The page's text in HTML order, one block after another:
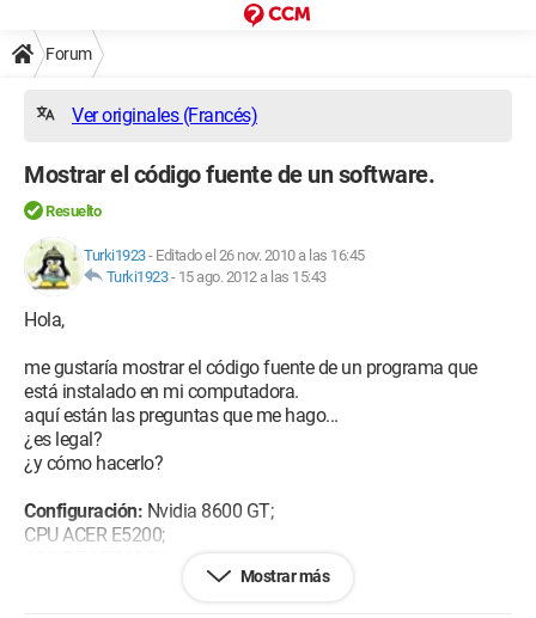
Forum
Ver originales (Francés)
Mostrar el código fuente de un software.
Resuelto
Turki1923- Editado el 26 nov. 2010 a las 16:45
Turki1923- 15 ago. 2012 a las 15:43
Hola,
me gustaría mostrar el código fuente de un programa que
está instalado en mi computadora.
aquí están las preguntas que me hago...
¿es legal?
¿y cómo hacerlo?
Configuración: Nvidia 8600 GT;
CPU ACER E5200;
Mostrar más